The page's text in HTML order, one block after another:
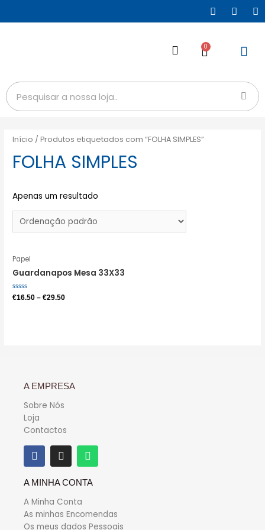
0
Início / Produtos etiquetados com “FOLHA SIMPLES”
FOLHA SIMPLES
Apenas um resultado
Papel
Guardanapos Mesa 33X33
Avaliação
€16.50 –€29.50
A EMPRESA
Sobre Nós
Loja
Contactos
A MINHA CONTA
A Minha Conta
As minhas Encomendas
Os meus dados Pessoais